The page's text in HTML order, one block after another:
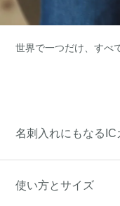
世界で一つだけ、すべ
名刺入れにもなる
使い方とサイズ